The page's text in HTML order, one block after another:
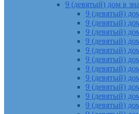
9 (девятый) дом в
9 (девятый)
9 (девятый)
9 (девятый)
9 (девятый)
9 (девятый)
9 (девятый)
9 (девятый)
9 (девятый)
9 (девятый)
9 (девятый)
9 (девятый)